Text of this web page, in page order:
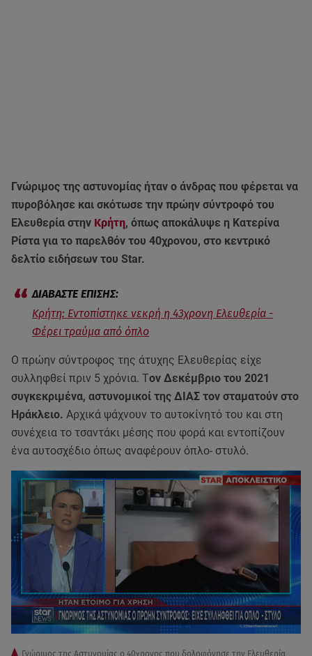
Γνώριμος της αστυνομίας ήταν ο άνδρας που φέρεται να
πυροβόλησε και σκότωσε την πρώην σύντροφό του
Ελευθερία στην Κρήτη, όπως αποκάλυψε η Κατερίνα
Ρίστα για το παρελθόν του 40χρονου, στο κεντρικό
δελτίο ειδήσεων του Star.
Κρήτη: Εντοπίστηκε νεκρή η 43χρονη Ελευθερία -
Φέρει τραύμα από όπλο
Ο πρώην σύντροφος της άτυχης Ελευθερίας είχε
συλληφθεί πριν 5 χρόνια. Τον Δεκέμβριο του 2021
συγκεκριμένα, αστυνομικοί της ΔΙΑΣ τον σταματούν στο
Ηράκλειο. Αρχικά ψάχνουν το αυτοκίνητό του και στη
συνέχεια το τσαντάκι μέσης που φορά και εντοπίζουν
ένα αυτοσχέδιο όπως αναφέρουν όπλο- στυλό.
Γνώριμος της Αστυνομίας ο 40χρονος που δολοφόνησε την Ελευθερία